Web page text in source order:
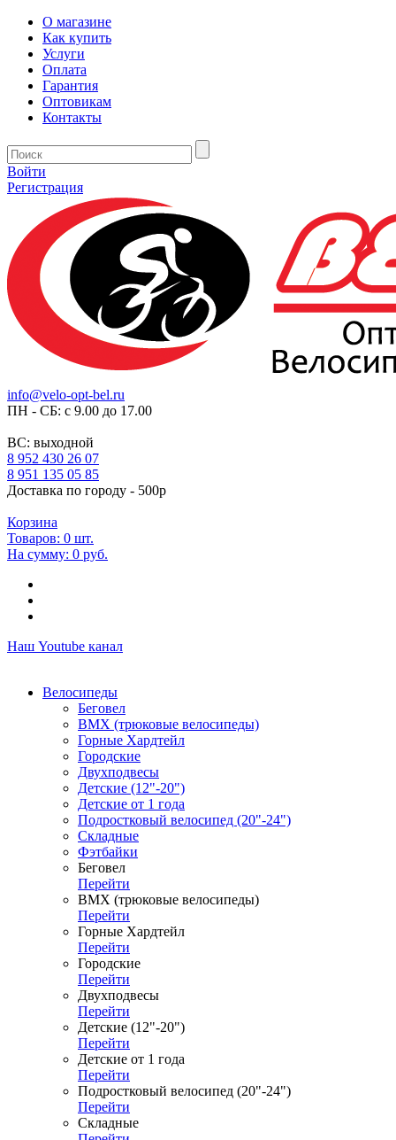
О магазине
Как купить
Услуги
Оплата
Гарантия
Оптовикам
Контакты
Войти
Регистрация
info@velo-opt-bel.ru
ПН - СБ: с 9.00 до 17.00
ВС: выходной
8 952 430 26 07
8 951 135 05 85
Доставка по городу - 500р
Корзина
Товаров: 0 шт.
На сумму: 0 руб.
Наш Youtube канал
Велосипеды
Беговел
ВМХ (трюковые велосипеды)
Горные Хардтейл
Городские
Двухподвесы
Детские (12"-20")
Детские от 1 года
Подростковый велосипед (20"-24")
Складные
Фэтбайки
Беговел
Перейти
ВМХ (трюковые велосипеды)
Перейти
Горные Хардтейл
Перейти
Городские
Перейти
Двухподвесы
Перейти
Детские (12"-20")
Перейти
Детские от 1 года
Перейти
Подростковый велосипед (20"-24")
Перейти
Складные